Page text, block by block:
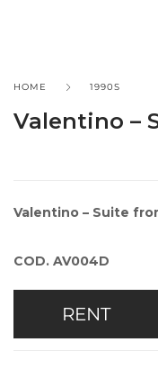
HOME 1990S
Valentino –
Valentino – Suite
COD. AV004D
RENT